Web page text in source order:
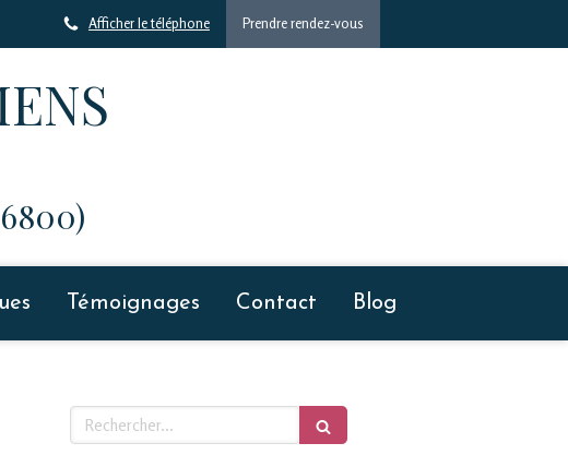
Prendre rendez-vous
Afficher le téléphone
Témoignages Contact Blog
Rechercher